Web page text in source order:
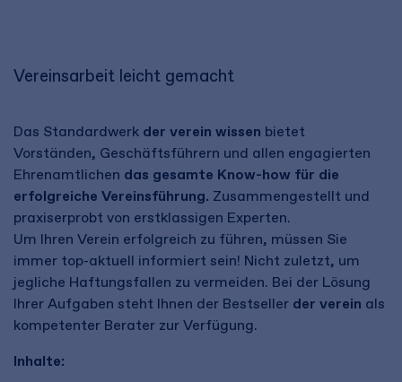
Vereinsarbeit leicht gemacht
Das Standardwerk der verein wissen bietet
Vorständen, Geschäftsführern und allen engagierten
Ehrenamtlichen das gesamte Know-how für die
erfolgreiche Vereinsführung. Zusammengestellt und
praxiserprobt von erstklassigen Experten.
Um Ihren Verein erfolgreich zu führen, müssen Sie
immer top-aktuell informiert sein! Nicht zuletzt, um
jegliche Haftungsfallen zu vermeiden. Bei der Lösung
Ihrer Aufgaben steht Ihnen der Bestseller der verein als
kompetenter Berater zur Verfügung.
Inhalte: